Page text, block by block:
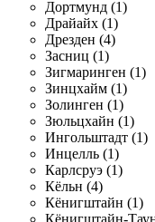
Дортмунд (1)
Драйайх (1)
Дрезден (4)
Засниц (1)
Зигмаринген (1)
Зинцхайм (1)
Золинген (1)
Зюльцхайн (1)
Ингольштадт (1)
Инцелль (1)
Карлсруэ (1)
Кёльн (4)
Кёнигштайн (1)
Кёнигштайн-